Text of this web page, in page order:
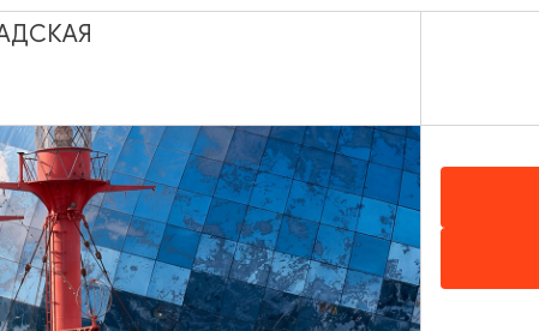
Светлогорск, Театр эстрады «Янтарь-холл»
ОТ 1000₽ ПУШКИНСКАЯ КАРТА